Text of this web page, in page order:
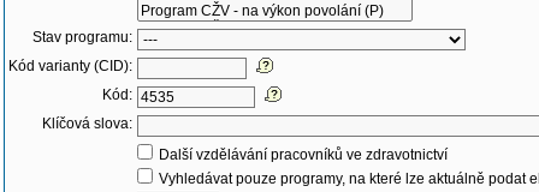
Stav programu:
Kód varianty (CID):
Kód:
Klíčová slova:
Další vzdělávání pracovníků ve zdravotnictví
Vyhledávat pouze programy, na které lze aktuálně podat